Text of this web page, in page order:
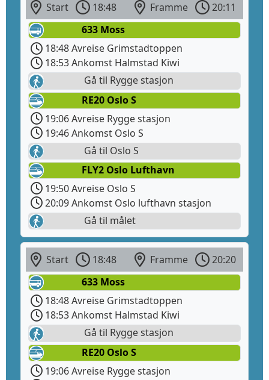
Start 18:48 Framme
20:11
633 Moss
18:48 Avreise Grimstadtoppen
18:53 Ankomst Halmstad Kiwi
Gå til Rygge stasjon
RE20 Oslo S
19:06 Avreise Rygge stasjon
19:46 Ankomst Oslo S
Gå til Oslo S
FLY2 Oslo Lufthavn
19:50 Avreise Oslo S
20:09 Ankomst Oslo lufthavn stasjon
Gå til målet
Start 18:48 Framme
20:20
633 Moss
18:48 Avreise Grimstadtoppen
18:53 Ankomst Halmstad Kiwi
Gå til Rygge stasjon
RE20 Oslo S
19:06 Avreise Rygge stasjon